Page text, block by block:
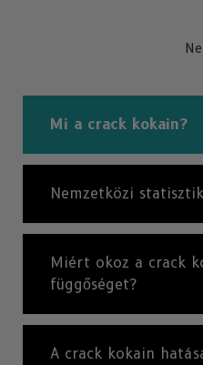
Mi a crack kokain?
Nemzetközi
Miért okoz a crack
függőséget?
A crack kokain